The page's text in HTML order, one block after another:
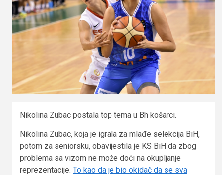
Nikolina Zubac postala top tema u Bh košarci.
Nikolina Zubac, koja je igrala za mlađe selekcija BiH,
potom za seniorsku, obavijestila je KS BiH da zbog
problema sa vizom ne može doći na okupljanje
reprezentacije. To kao da je bio okidač da se sva